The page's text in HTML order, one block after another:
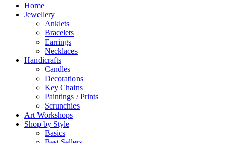
Home
Jewellery
Anklets
Bracelets
Earrings
Necklaces
Handicrafts
Candles
Decorations
Key Chains
Paintings / Prints
Scrunchies
Art Workshops
Shop by Style
Basics